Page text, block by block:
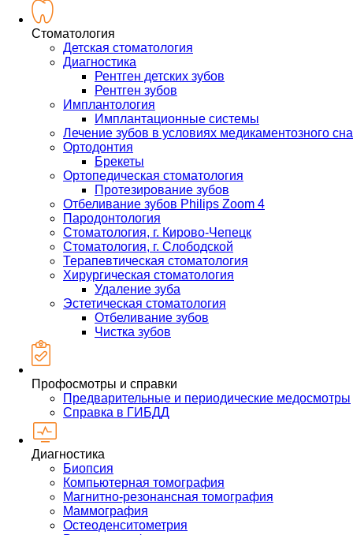
Стоматология
Детская стоматология
Диагностика
Рентген детских зубов
Рентген зубов
Имплантология
Имплантационные системы
Лечение зубов в условиях медикаментозного сна
Ортодонтия
Брекеты
Ортопедическая стоматология
Протезирование зубов
Отбеливание зубов Philips Zoom 4
Пародонтология
Стоматология, г. Кирово-Чепецк
Стоматология, г. Слободской
Терапевтическая стоматология
Хирургическая стоматология
Удаление зуба
Эстетическая стоматология
Отбеливание зубов
Чистка зубов
Профосмотры и справки
Предварительные и периодические медосмотры
Справка в ГИБДД
Диагностика
Биопсия
Компьютерная томография
Магнитно-резонансная томография
Маммография
Остеоденситометрия